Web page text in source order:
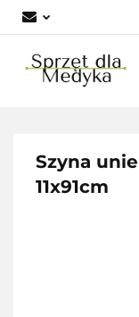
Szyna
11x91cm